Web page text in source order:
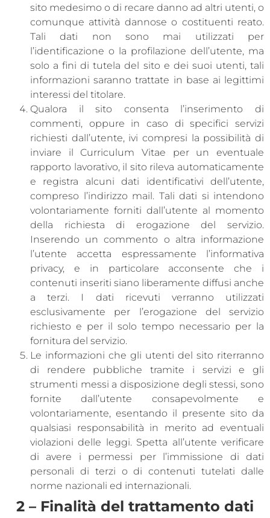
sito medesimo o di recare danno ad altri utenti, o
comunque attività dannose o costituenti reato.
Tali dati non sono mai utilizzati per
l’identificazione o la profilazione dell’utente, ma
solo a fini di tutela del sito e dei suoi utenti, tali
informazioni saranno trattate in base ai legittimi
interessi del titolare.
Qualora il sito consenta l’inserimento di
commenti, oppure in caso di specifici servizi
richiesti dall’utente, ivi compresi la possibilità di
inviare il Curriculum Vitae per un eventuale
rapporto lavorativo, il sito rileva automaticamente
e registra alcuni dati identificativi dell’utente,
compreso l’indirizzo mail. Tali dati si intendono
volontariamente forniti dall’utente al momento
della richiesta di erogazione del servizio.
Inserendo un commento o altra informazione
l’utente accetta espressamente l’informativa
privacy, e in particolare acconsente che i
contenuti inseriti siano liberamente diffusi anche
a terzi. I dati ricevuti verranno utilizzati
esclusivamente per l’erogazione del servizio
richiesto e per il solo tempo necessario per la
fornitura del servizio.
Le informazioni che gli utenti del sito riterranno
di rendere pubbliche tramite i servizi e gli
strumenti messi a disposizione degli stessi, sono
fornite dall’utente consapevolmente e
volontariamente, esentando il presente sito da
qualsiasi responsabilità in merito ad eventuali
violazioni delle leggi. Spetta all’utente verificare
di avere i permessi per l’immissione di dati
personali di terzi o di contenuti tutelati dalle
norme nazionali ed internazionali.
2 – Finalità del trattamento dati